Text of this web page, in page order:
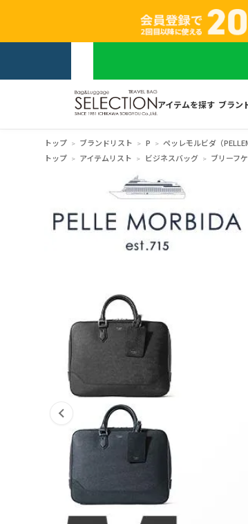
アイテムを探す ブラン
トップ ブランドリスト P ペッレモルビダ（
トップ
アイテムリスト ビジネスバッグ ブリーフ